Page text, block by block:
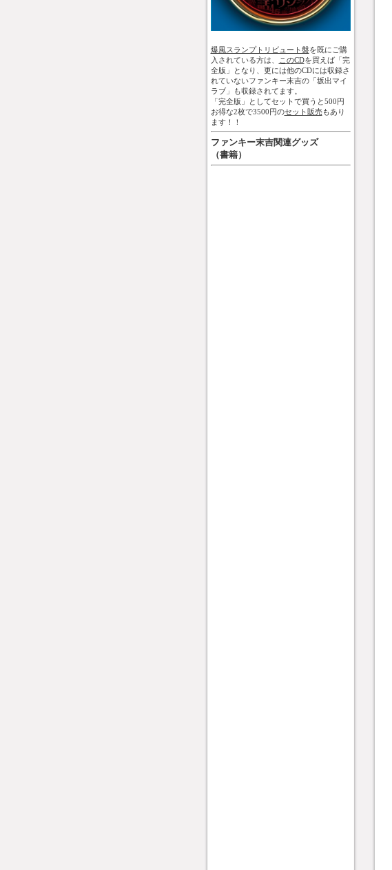
爆風スランプトリビュート盤を既にご購
入されている方は、
このCDを買えば「完
全版」となり、更には他のCDには収録さ
れていないファンキー末吉の「坂出マイ
ラブ」も収録されてます。
「完全版」としてセットで買うと500円
お得な2枚で3500円のセット販売もあり
ます！！
ファンキー末吉関連グッズ
（書籍）